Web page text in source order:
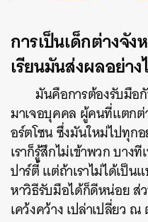
การเป็นเด็กต่างจั
เรียนมันส่งผลอย่าง
มันคือการต้องรับมือ
มาเจอบุคคล ผู้คนที่แตก
อร์ตโซน ซึ่งมันใหม่ไปทุก
เราก็รู้สึกไม่เข้าพวก บา
ปาร์ตี้ แต่ถ้าเราไม่ได้เป็
หาวิธีรับมือได้ก็ดีหน่อย ส่
เคว้งคว้าง เปล่าเปลี่ยว